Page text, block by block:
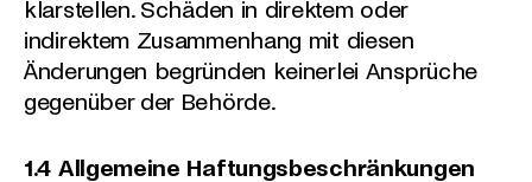
klarstellen. Schäden in direktem oder
indirektem Zusammenhang mit diesen
Änderungen begründen keinerlei Ansprüche
gegenüber der Behörde.
1.4 Allgemeine Haftungsbeschränkungen